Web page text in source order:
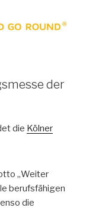
der
die Kölner
„Weiter
berufsfähigen
die